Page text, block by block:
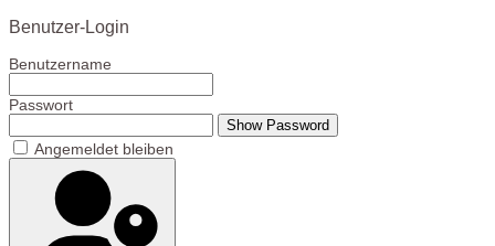
Benutzer-Login
Benutzername
Passwort
Show Password
Angemeldet bleiben